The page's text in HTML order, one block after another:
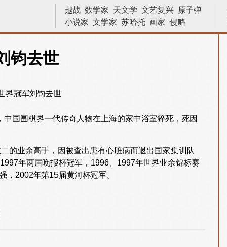
越战 数学家 天文学 文艺复兴 原子弹
小说家 文学家 苏哈托 画家 侵略
亨利八世 二战 物理学 晓松说
钧去世
国围棋界一代传奇人物在上海的家中浴室猝死，死因
的业余高手，因被查出患有心脏病而退出国家集训队
年两届晚报杯冠军，1996、1997年世界业余锦标赛
，2002年第15届黄河杯冠军。